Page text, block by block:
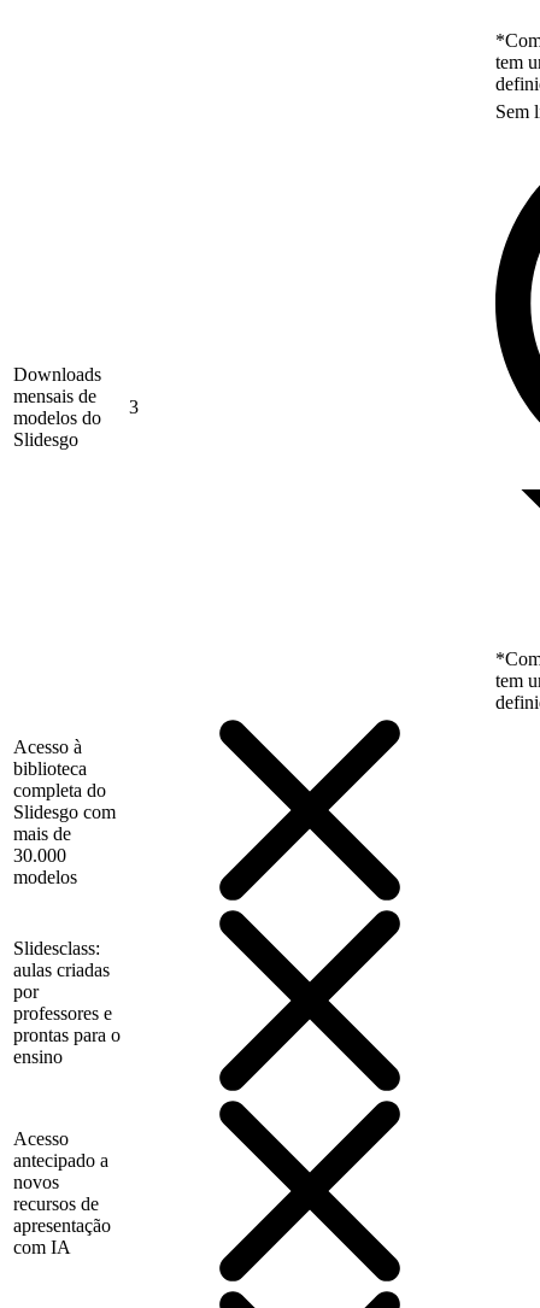
tem
Downloads
mensais de
modelos do
Slidesgo
3
Sem
tem
Acesso à
biblioteca
completa do
Slidesgo com
mais de
30.000
modelos
Slidesclass:
aulas criadas
por
professores e
prontas para o
ensino
Acesso
antecipado a
novos
recursos de
apresentação
com IA